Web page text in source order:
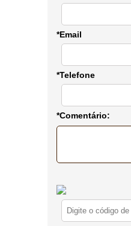
*Email
*Telefone
*Comentário: